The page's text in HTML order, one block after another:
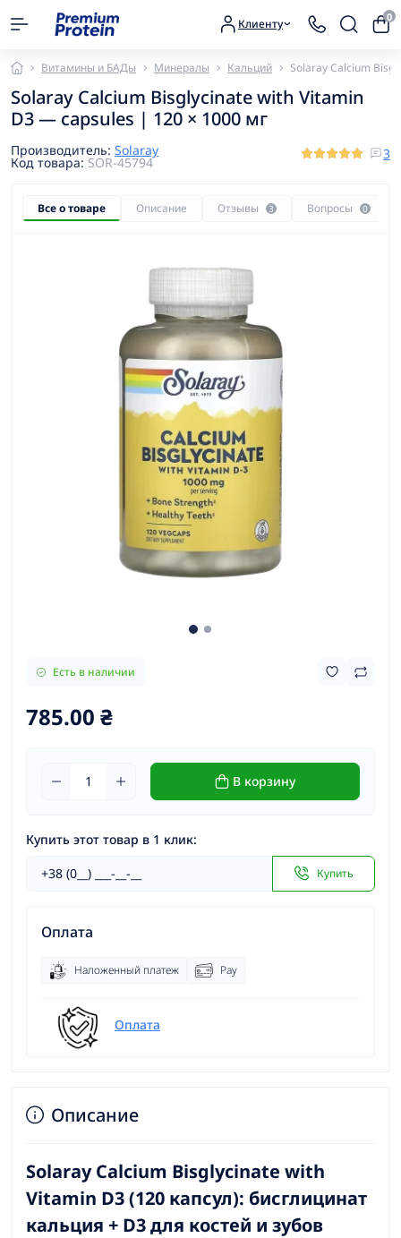
Клиенту 0
Витамины и БАДы Минералы Кальций Solaray Calcium
Solaray Calcium Bisglycinate with Vitamin
D3 — capsules | 120 × 1000 мг
Производитель: Solaray
Код товара: SOR-45794
3
Все о товаре Описание Отзывы 3 Вопросы 0
Есть в наличии
785.00 ₴
В корзину
Купить этот товар в 1 клик:
Купить
Оплата
Наложенный платеж Pay
Оплата
Описание
Solaray Calcium Bisglycinate with
Vitamin D3 (120 капсул): бисглицинат
кальция + D3 для костей и зубов